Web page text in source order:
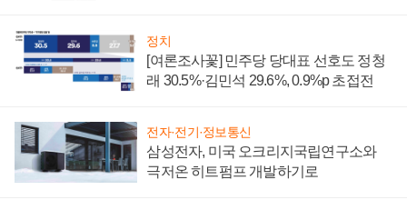
정치
[여론조사꽃] 민주당 당대표 선호도 정청
래 30.5%·김민석 29.6%, 0.9%p 초접전
전자·전기·정보통신
삼성전자, 미국 오크리지국립연구소와
극저온 히트펌프 개발하기로